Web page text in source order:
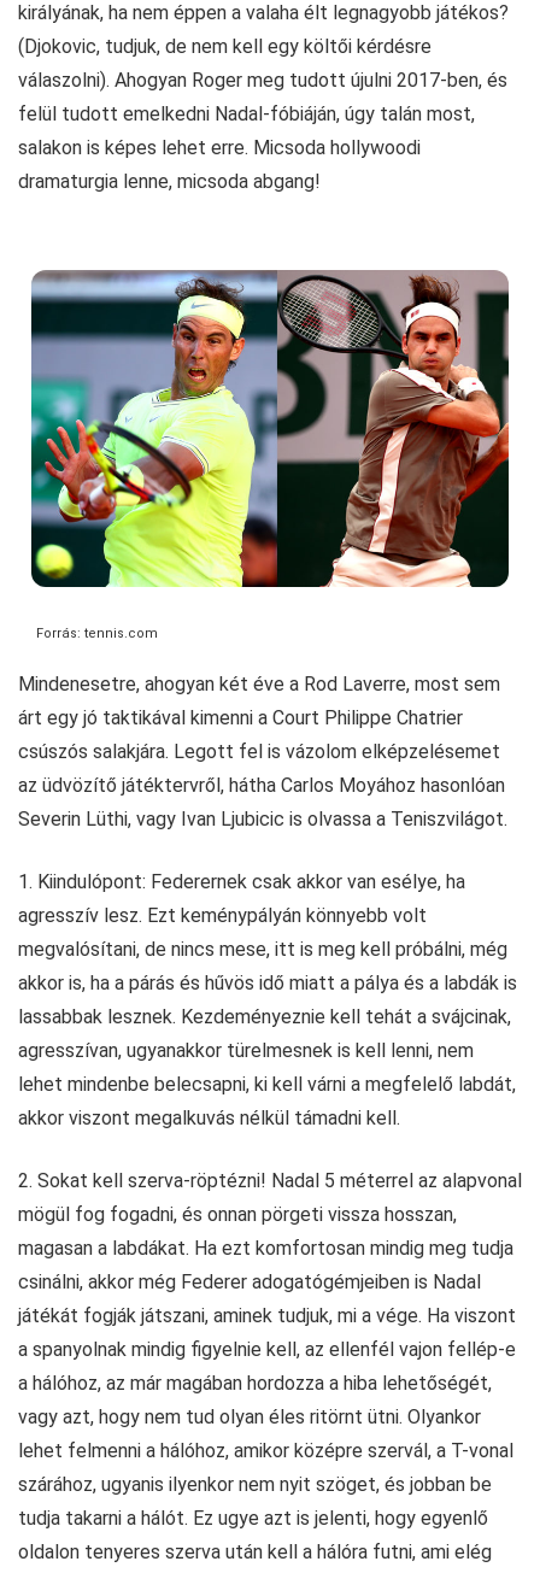
királyának, ha nem éppen a valaha élt legnagyobb játékos?
(Djokovic, tudjuk, de nem kell egy költői kérdésre
válaszolni). Ahogyan Roger meg tudott újulni 2017-ben, és
felül tudott emelkedni Nadal-fóbiáján, úgy talán most,
salakon is képes lehet erre. Micsoda hollywoodi
dramaturgia lenne, micsoda abgang!
Forrás: tennis.com
Mindenesetre, ahogyan két éve a Rod Laverre, most sem
árt egy jó taktikával kimenni a Court Philippe Chatrier
csúszós salakjára. Legott fel is vázolom elképzelésemet
az üdvözítő játéktervről, hátha Carlos Moyához hasonlóan
Severin Lüthi, vagy Ivan Ljubicic is olvassa a Teniszvilágot.
1. Kiindulópont: Federernek csak akkor van esélye, ha
agresszív lesz. Ezt keménypályán könnyebb volt
megvalósítani, de nincs mese, itt is meg kell próbálni, még
akkor is, ha a párás és hűvös idő miatt a pálya és a labdák is
lassabbak lesznek. Kezdeményeznie kell tehát a svájcinak,
agresszívan, ugyanakkor türelmesnek is kell lenni, nem
lehet mindenbe belecsapni, ki kell várni a megfelelő labdát,
akkor viszont megalkuvás nélkül támadni kell.
2. Sokat kell szerva-röptézni! Nadal 5 méterrel az alapvonal
mögül fog fogadni, és onnan pörgeti vissza hosszan,
magasan a labdákat. Ha ezt komfortosan mindig meg tudja
csinálni, akkor még Federer adogatógémjeiben is Nadal
játékát fogják játszani, aminek tudjuk, mi a vége. Ha viszont
a spanyolnak mindig figyelnie kell, az ellenfél vajon fellép-e
a hálóhoz, az már magában hordozza a hiba lehetőségét,
vagy azt, hogy nem tud olyan éles ritörnt ütni. Olyankor
lehet felmenni a hálóhoz, amikor középre szervál, a T-vonal
szárához, ugyanis ilyenkor nem nyit szöget, és jobban be
tudja takarni a hálót. Ez ugye azt is jelenti, hogy egyenlő
oldalon tenyeres szerva után kell a hálóra futni, ami elég